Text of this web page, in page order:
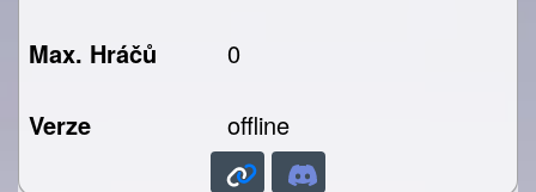
Max. Hráčů 0
Verze offline